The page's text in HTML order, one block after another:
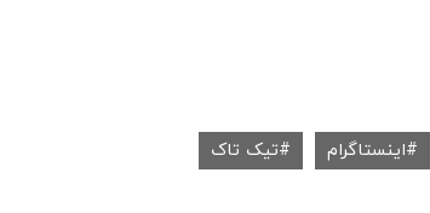
اینستاگرام تیک تاک